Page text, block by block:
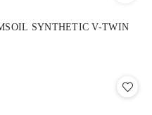
SYNTHETIC V-TWIN